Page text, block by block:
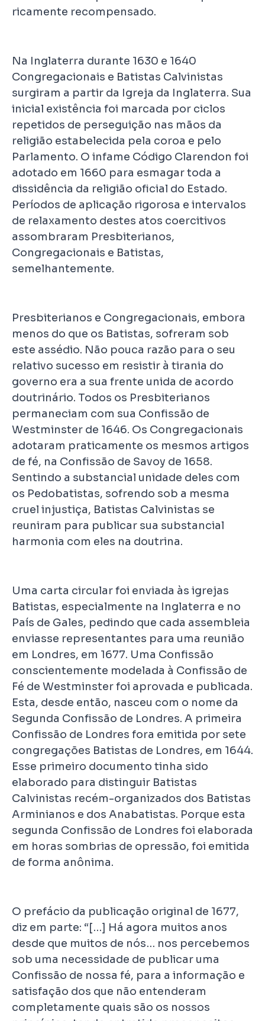
ricamente recompensado.
Na Inglaterra durante 1630 e 1640
Congregacionais e Batistas Calvinistas
surgiram a partir da Igreja da Inglaterra. Sua
inicial existência foi marcada por ciclos
repetidos de perseguição nas mãos da
religião estabelecida pela coroa e pelo
Parlamento. O infame Código Clarendon foi
adotado em 1660 para esmagar toda a
dissidência da religião oficial do Estado.
Períodos de aplicação rigorosa e intervalos
de relaxamento destes atos coercitivos
assombraram Presbiterianos,
Congregacionais e Batistas,
semelhantemente.
Presbiterianos e Congregacionais, embora
menos do que os Batistas, sofreram sob
este assédio. Não pouca razão para o seu
relativo sucesso em resistir à tirania do
governo era a sua frente unida de acordo
doutrinário. Todos os Presbiterianos
permaneciam com sua Confissão de
Westminster de 1646. Os Congregacionais
adotaram praticamente os mesmos artigos
de fé, na Confissão de Savoy de 1658.
Sentindo a substancial unidade deles com
os Pedobatistas, sofrendo sob a mesma
cruel injustiça, Batistas Calvinistas se
reuniram para publicar sua substancial
harmonia com eles na doutrina.
Uma carta circular foi enviada às igrejas
Batistas, especialmente na Inglaterra e no
País de Gales, pedindo que cada assembleia
enviasse representantes para uma reunião
em Londres, em 1677. Uma Confissão
conscientemente modelada à Confissão de
Fé de Westminster foi aprovada e publicada.
Esta, desde então, nasceu com o nome da
Segunda Confissão de Londres. A primeira
Confissão de Londres fora emitida por sete
congregações Batistas de Londres, em 1644.
Esse primeiro documento tinha sido
elaborado para distinguir Batistas
Calvinistas recém-organizados dos Batistas
Arminianos e dos Anabatistas. Porque esta
segunda Confissão de Londres foi elaborada
em horas sombrias de opressão, foi emitida
de forma anônima.
O prefácio da publicação original de 1677,
diz em parte: “[…] Há agora muitos anos
desde que muitos de nós… nos percebemos
sob uma necessidade de publicar uma
Confissão de nossa fé, para a informação e
satisfação dos que não entenderam
completamente quais são os nossos